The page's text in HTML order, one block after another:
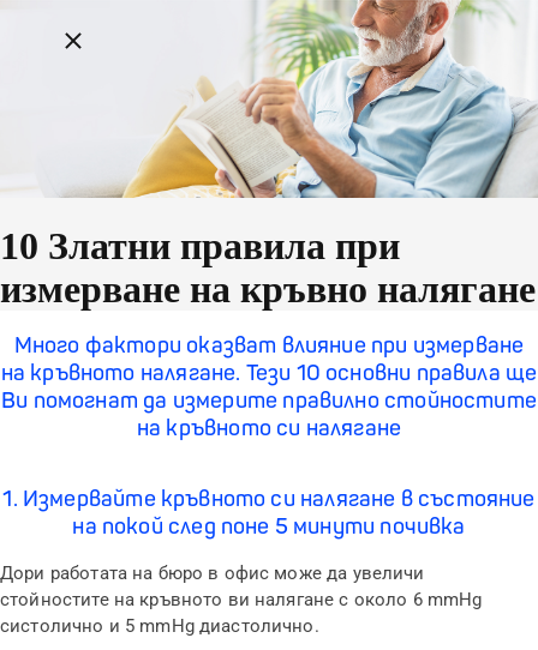
Close breadcrumbs
10 Златни правила при
измерване на кръвно налягане
Много фактори оказват влияние при измерване
на кръвното налягане. Тези 10 основни правила ще
Ви помогнат да измерите правилно стойностите
на кръвното си налягане
1. Измервайте кръвното си налягане в състояние
на покой след поне 5 минути почивка
Дори работата на бюро в офис може да увеличи
стойностите на кръвното ви налягане с около 6 mmHg
систолично и 5 mmHg диастолично.